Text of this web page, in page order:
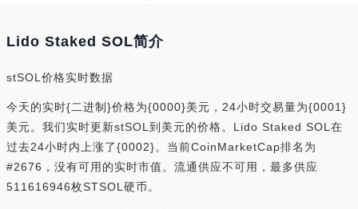
Lido Staked SOL简介
stSOL价格实时数据
今天的实时{二进制}价格为{0000}美元，24小时交易量为{0001}
美元。我们实时更新stSOL到美元的价格。Lido Staked SOL在
过去24小时内上涨了{0002}。当前CoinMarketCap排名为
#2676，没有可用的实时市值。流通供应不可用，最多供应
511616946枚STSOL硬币。